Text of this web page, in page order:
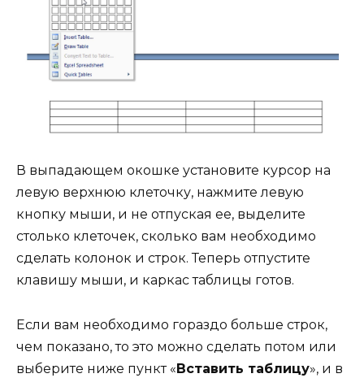
В выпадающем окошке установите курсор на
левую верхнюю клеточку, нажмите левую
кнопку мыши, и не отпуская ее, выделите
столько клеточек, сколько вам необходимо
сделать колонок и строк. Теперь отпустите
клавишу мыши, и каркас таблицы готов.
Если вам необходимо гораздо больше строк,
чем показано, то это можно сделать потом или
выберите ниже пункт «Вставить таблицу», и в